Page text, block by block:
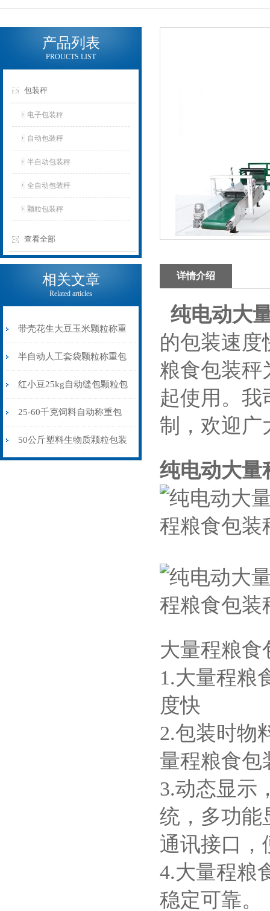
产品列表
PROUCTS LIST
包装秤
电子包装秤
自动包装秤
半自动包装秤
全自动包装秤
颗粒包装秤
查看全部
相关文章
Related articles
带壳花生大豆玉米颗粒称重
包装秤纯电动价格
半自动人工套袋颗粒称重包
装秤20-60公斤
红小豆25kg自动缝包颗粒包
装秤厂家
25-60千克饲料自动称重包
装秤皮带输送式
50公斤塑料生物质颗粒包装
详情介绍
纯电动大
的包装速度
粮食包装秤
起使用。我
制，欢迎广
纯电动大量
大量程粮食
1.大量程粮
度快
2.包装时物
量程粮食包
3.动态显示
统，多功能
通讯接口，
4.大量程粮
稳定可靠。